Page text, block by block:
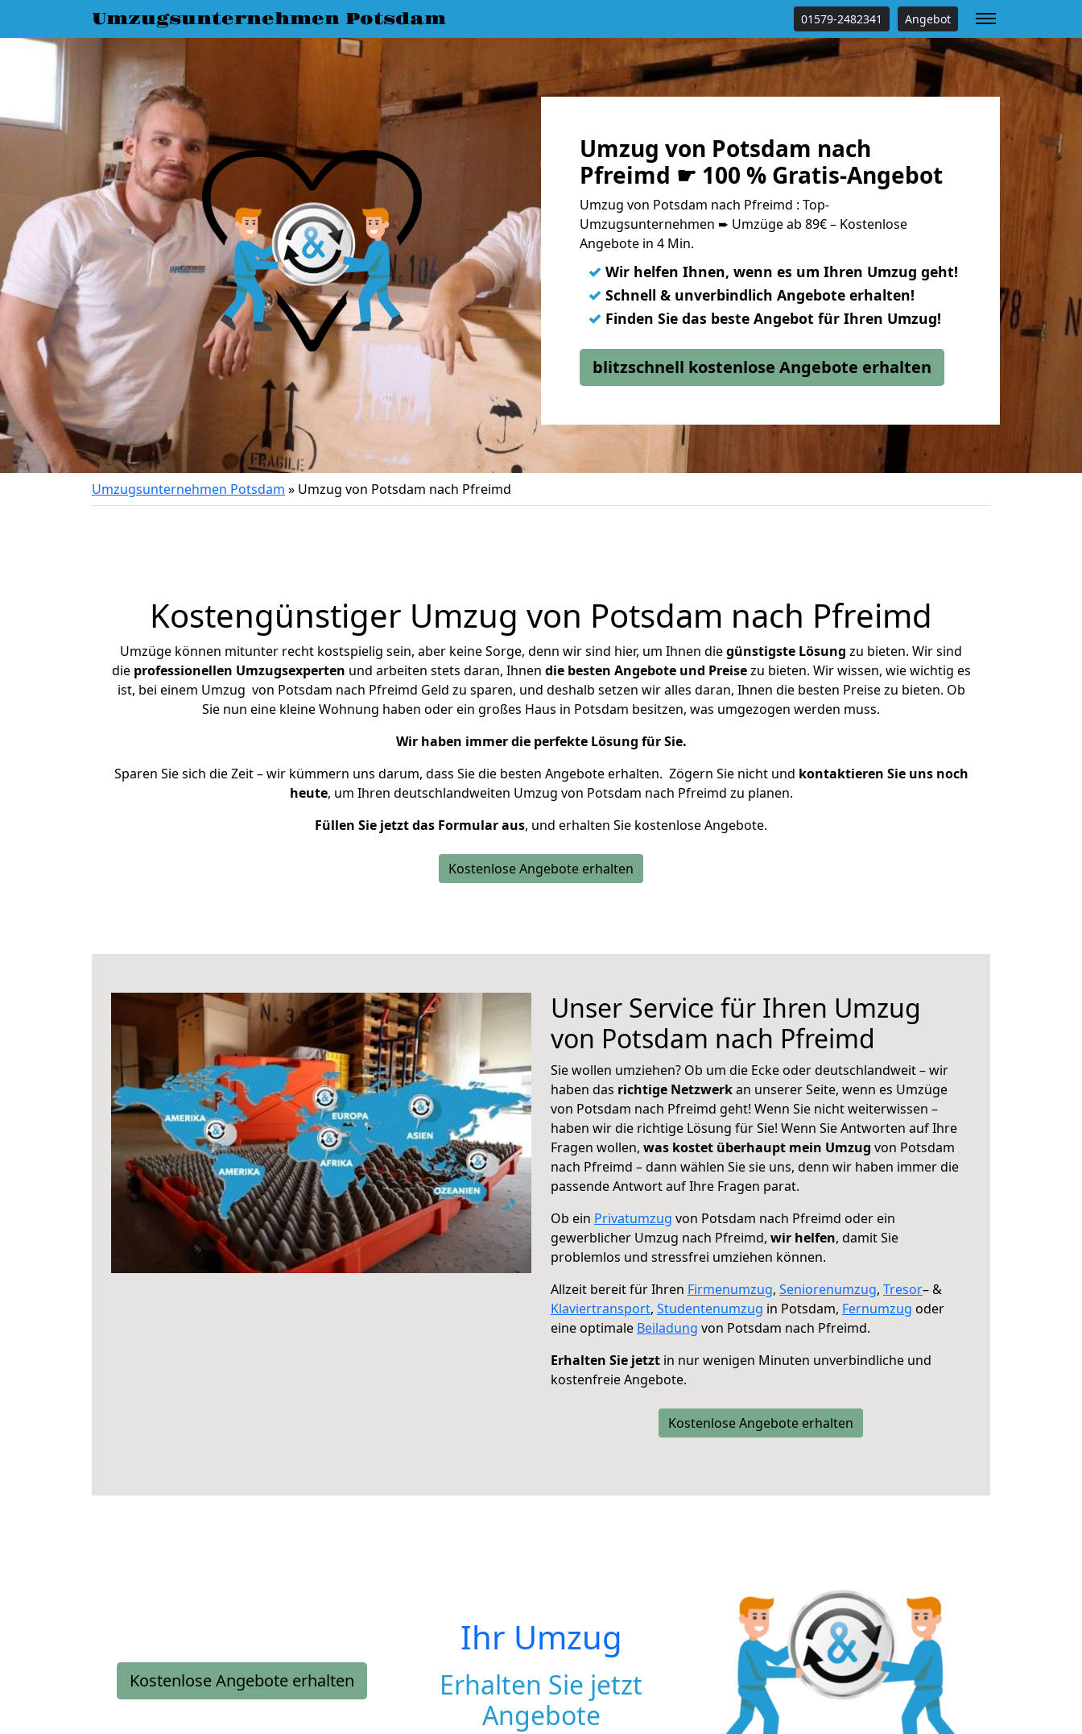
Umzugsunternehmen Potsdam 01579-2482341 Angebot
Umzug von Potsdam nach
Pfreimd ☛ 100 % Gratis-Angebot
Umzug von Potsdam nach Pfreimd : Top-
Umzugsunternehmen ➨ Umzüge ab 89€ – Kostenlose
Angebote in 4 Min.
✓ Wir helfen Ihnen, wenn es um Ihren Umzug geht!
✓ Schnell & unverbindlich Angebote erhalten!
✓ Finden Sie das beste Angebot für Ihren Umzug!
blitzschnell kostenlose Angebote erhalten
Umzugsunternehmen Potsdam » Umzug von Potsdam nach Pfreimd
Kostengünstiger Umzug von Potsdam nach Pfreimd
Umzüge können mitunter recht kostspielig sein, aber keine Sorge, denn wir sind hier, um Ihnen diegünstigste Lösung zu bieten. Wir sind
die professionellen Umzugsexperten und arbeiten stets daran, Ihnen die besten Angebote und Preisezu bieten. Wir wissen, wie wichtig es
ist, bei einem Umzug von Potsdam nach Pfreimd Geld zu sparen, und deshalb setzen wir alles daran, Ihnen die besten Preise zu bieten. Ob
Sie nun eine kleine Wohnung haben oder ein großes Haus in Potsdam besitzen, was umgezogen werden muss.
Wir haben immer die perfekte Lösung für Sie.
Sparen Sie sich die Zeit – wir kümmern uns darum, dass Sie die besten Angebote erhalten. Zögern Sie nicht und kontaktieren Sie uns noch
heute, um Ihren deutschlandweiten Umzug von Potsdam nach Pfreimd zu planen.
Füllen Sie jetzt das Formular aus, und erhalten Sie kostenlose Angebote.
Kostenlose Angebote erhalten
Unser Service für Ihren Umzug
von Potsdam nach Pfreimd
Sie wollen umziehen? Ob um die Ecke oder deutschlandweit – wir
haben das richtige Netzwerkan unserer Seite, wenn es Umzüge
von Potsdam nach Pfreimd geht! Wenn Sie nicht weiterwissen –
haben wir die richtige Lösung für Sie! Wenn Sie Antworten auf Ihre
Fragen wollen, was kostet überhaupt mein Umzug von Potsdam
nach Pfreimd – dann wählen Sie sie uns, denn wir haben immer die
passende Antwort auf Ihre Fragen parat.
Ob ein Privatumzug von Potsdam nach Pfreimd oder ein
gewerblicher Umzug nach Pfreimd, wir helfen, damit Sie
problemlos und stressfrei umziehen können.
Allzeit bereit für Ihren Firmenumzug, Seniorenumzug, Tresor– &
Klaviertransport, Studentenumzug in Potsdam, Fernumzug oder
eine optimale Beiladung von Potsdam nach Pfreimd.
Erhalten Sie jetzt in nur wenigen Minuten unverbindliche und
kostenfreie Angebote.
Kostenlose Angebote erhalten
Kostenlose Angebote erhalten
Ihr Umzug
Erhalten Sie jetzt
Angebote